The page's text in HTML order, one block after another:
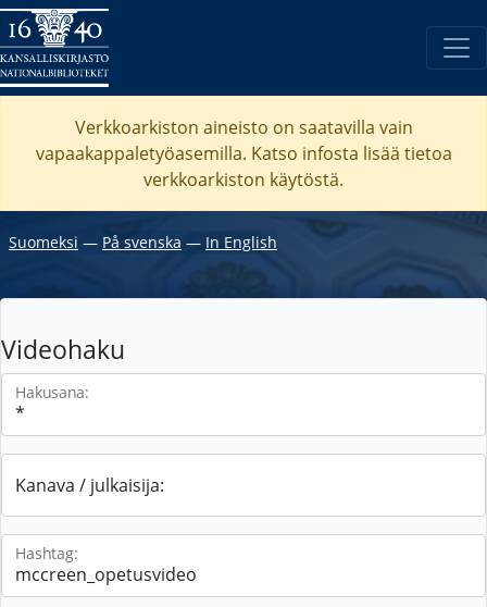
Verkkoarkiston aineisto on saatavilla vain
vapaakappaletyöasemilla. Katso infosta lisää tietoa
verkkoarkiston käytöstä.
Suomeksi ― På svenska ― In English
Videohaku
Hakusana:
Kanava / julkaisija:
Hashtag: